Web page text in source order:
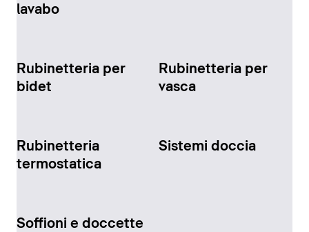
lavabo
Rubinetteria per
bidet
Rubinetteria per
vasca
Rubinetteria
termostatica
Sistemi doccia
Soffioni e doccette